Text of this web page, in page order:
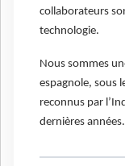
collaborateurs
technologie.
Nous sommes
espagnole, sous
reconnus par
dernières années.